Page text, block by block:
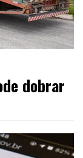
dobrar